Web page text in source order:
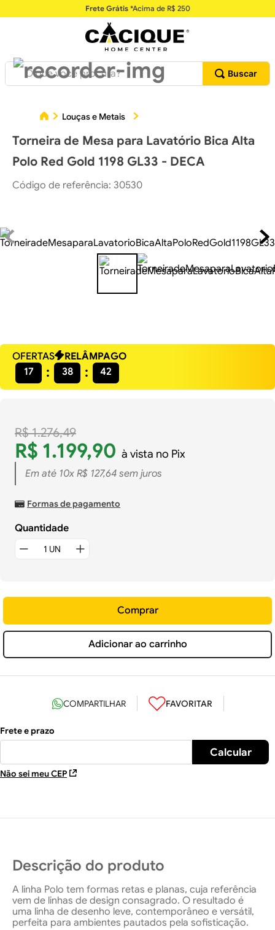
Frete Grátis*Acima de R$ 250
O que você procura?
Louças e Metais
Torneira de Mesa para Lavatório Bica Alta
Polo Red Gold 1198 GL33 - DECA
Código de referência: 30530
OFERTAS
RELÂMPAGO
17
38 42
R$ 1.276,49
R$ 1.199,90 à vista no Pix
Em até 10x R$ 127,64sem juros
Formas de pagamento
Quantidade
Adicionar ao carrinho
Comprar
Não sei meu CEP
Descrição do produto
A linha Polo tem formas retas e planas, cuja referência
vem de linhas de design consagrado. O resultado é
uma linha de desenho leve, contemporâneo e versátil,
perfeita para ambientes pautados pela sofisticação.